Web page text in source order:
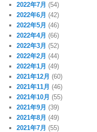
2022年7月 (54)
2022年6月 (42)
2022年5月 (46)
2022年4月 (66)
2022年3月 (52)
2022年2月 (44)
2022年1月 (49)
2021年12月 (60)
2021年11月 (46)
2021年10月 (55)
2021年9月 (39)
2021年8月 (49)
2021年7月 (55)